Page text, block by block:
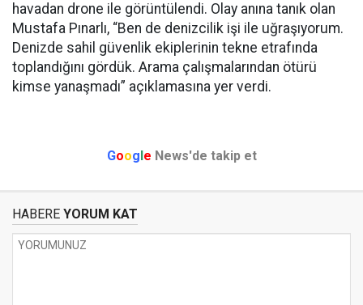
havadan drone ile görüntülendi. Olay anına tanık olan
Mustafa Pınarlı, “Ben de denizcilik işi ile uğraşıyorum.
Denizde sahil güvenlik ekiplerinin tekne etrafında
toplandığını gördük. Arama çalışmalarından ötürü
kimse yanaşmadı” açıklamasına yer verdi.
Google News'de takip et
HABERE YORUM KAT